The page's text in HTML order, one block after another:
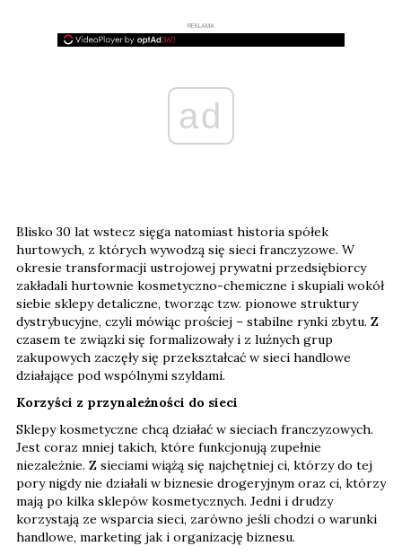
REKLAMA
ad
Blisko 30 lat wstecz sięga natomiast historia spółek
hurtowych, z których wywodzą się sieci franczyzowe. W
okresie transformacji ustrojowej prywatni przedsiębiorcy
zakładali hurtownie kosmetyczno-chemiczne i skupiali wokół
siebie sklepy detaliczne, tworząc tzw. pionowe struktury
dystrybucyjne, czyli mówiąc prościej – stabilne rynki zbytu. Z
czasem te związki się formalizowały i z luźnych grup
zakupowych zaczęły się przekształcać w sieci handlowe
działające pod wspólnymi szyldami.
Korzyści z przynależności do sieci
Sklepy kosmetyczne chcą działać w sieciach franczyzowych.
Jest coraz mniej takich, które funkcjonują zupełnie
niezależnie. Z sieciami wiążą się najchętniej ci, którzy do tej
pory nigdy nie działali w biznesie drogeryjnym oraz ci, którzy
mają po kilka sklepów kosmetycznych. Jedni i drudzy
korzystają ze wsparcia sieci, zarówno jeśli chodzi o warunki
handlowe, marketing jak i organizację biznesu.